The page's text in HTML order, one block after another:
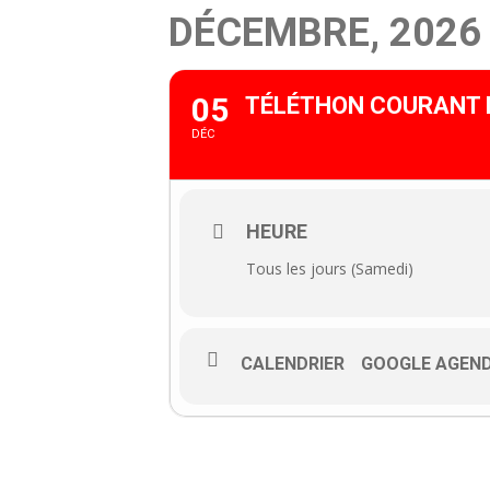
DÉCEMBRE, 2026
05
DÉC
TÉLÉTHON COURANT
HEURE
Tous les jours (Samedi)
CALENDRIER GOOGLE